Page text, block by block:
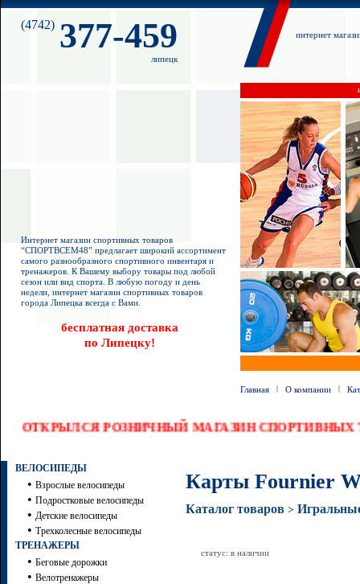
(4742) 377-459
липецк
интернет
Интернет магазин спортивных товаров
“СПОРТВСЕМ48” предлагает широкий ассортимент
самого разнообразного спортивного инвентаря и
тренажеров. К Вашему выбору товары под любой
сезон или вид спорта. В любую погоду и день
недели, интернет магазин спортивных товаров
города Липецка всегда с Вами.
бесплатная доставка
по Липецку!
Главная | О компании |
ОТКРЫЛСЯ РОЗНИЧНЫЙ МАГАЗИН
ВЕЛОСИПЕДЫ
• Взрослые велосипеды
• Подростковые велосипеды
• Детские велосипеды
• Трехколесные велосипеды
ТРЕНАЖЕРЫ
• Беговые дорожки
• Велотренажеры
Карты Fournier
Каталог товаров >
статус: в наличии